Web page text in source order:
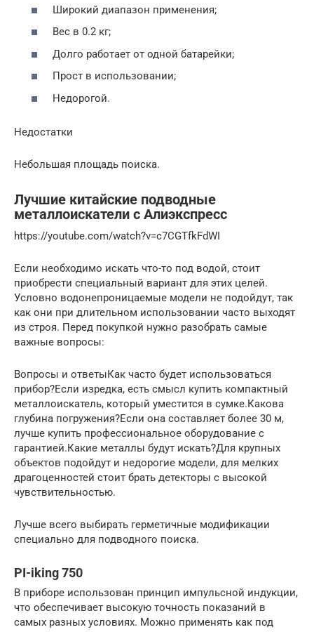
Широкий диапазон применения;
Вес в 0.2 кг;
Долго работает от одной батарейки;
Прост в использовании;
Недорогой.
Недостатки
Небольшая площадь поиска.
Лучшие китайские подводные
металлоискатели с Алиэкспресс
https://youtube.com/watch?v=c7CGTfkFdWI
Если необходимо искать что-то под водой, стоит
приобрести специальный вариант для этих целей.
Условно водонепроницаемые модели не подойдут, так
как они при длительном использовании часто выходят
из строя. Перед покупкой нужно разобрать самые
важные вопросы:
Вопросы и ответыКак часто будет использоваться
прибор?Если изредка, есть смысл купить компактный
металлоискатель, который уместится в сумке.Какова
глубина погружения?Если она составляет более 30 м,
лучше купить профессиональное оборудование с
гарантией.Какие металлы будут искать?Для крупных
объектов подойдут и недорогие модели, для мелких
драгоценностей стоит брать детекторы с высокой
чувствительностью.
Лучше всего выбирать герметичные модификации
специально для подводного поиска.
PI-iking 750
В приборе использован принцип импульсной индукции,
что обеспечивает высокую точность показаний в
самых разных условиях. Можно применять как под